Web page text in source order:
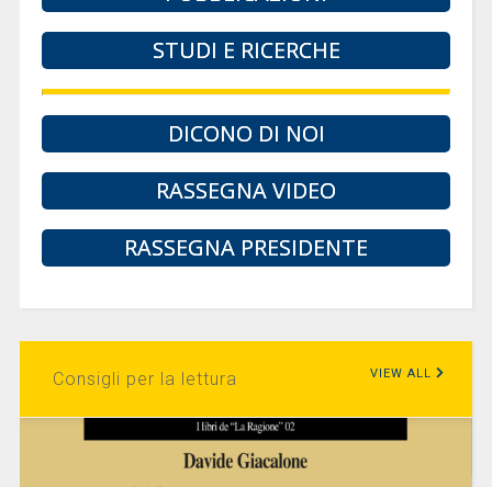
STUDI E RICERCHE
DICONO DI NOI
RASSEGNA VIDEO
RASSEGNA PRESIDENTE
Consigli per la lettura VIEW ALL